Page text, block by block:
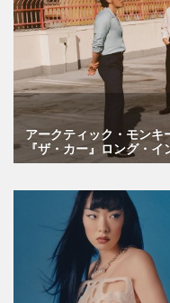
アークティック・モン
『ザ・カー』ロング・イ